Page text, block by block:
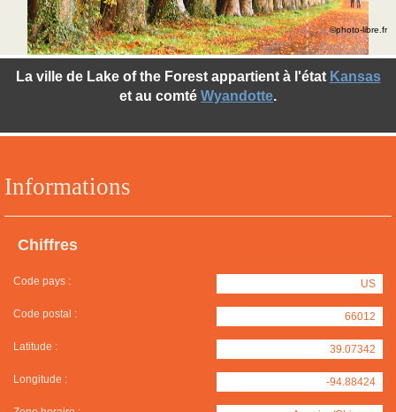
Informations
Chiffres
Code pays : US
Code postal : 66012
Latitude : 39.07342
Longitude : -94.88424
La ville de Lake of the Forest appartient à l'état Kansas
et au comté Wyandotte.
©photo-libre.fr